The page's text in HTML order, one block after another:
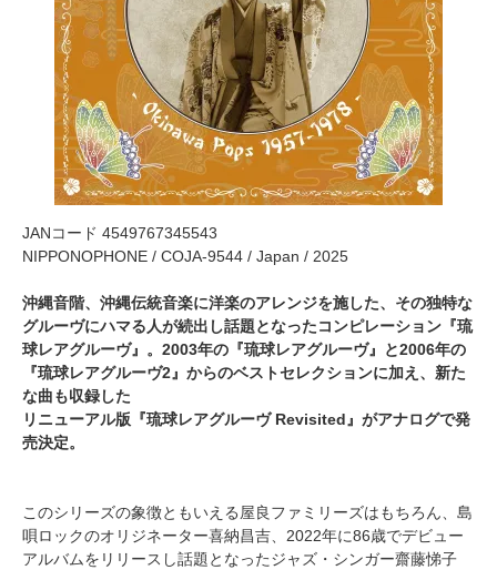
JANコード 4549767345543
NIPPONOPHONE / COJA-9544 / Japan / 2025
沖縄音階、沖縄伝統音楽に洋楽のアレンジを施した、その独特な
グルーヴにハマる人が続出し話題となったコンピレーション『琉
球レアグルーヴ』。2003年の『琉球レアグルーヴ』と2006年の
『琉球レアグルーヴ2』からのベストセレクションに加え、新た
な曲も収録した
リニューアル版『琉球レアグルーヴ Revisited』がアナログで発
売決定。
このシリーズの象徴ともいえる屋良ファミリーズはもちろん、島
唄ロックのオリジネーター喜納昌吉、2022年に86歳でデビュー
アルバムをリリースし話題となったジャズ・シンガー齋藤悌子